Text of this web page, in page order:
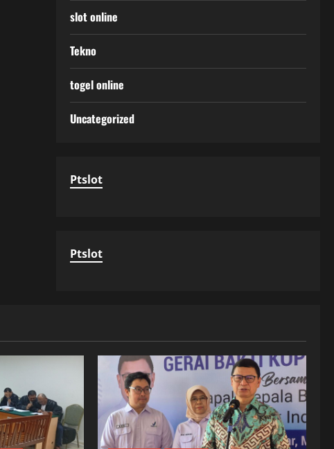
slot online
Tekno
togel online
Uncategorized
Ptslot
Ptslot